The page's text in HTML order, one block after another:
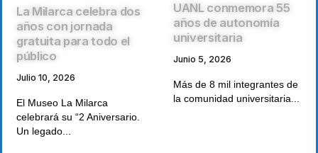
La Milarca celebra dos
años con jornada
gratuita para todo el
público
Julio 10, 2026
El Museo La Milarca
celebrará su “2 Aniversario.
Un legado...
UANL conmemora 55
años de autonomía
universitaria
Junio 5, 2026
Más de 8 mil integrantes de
la comunidad universitaria...